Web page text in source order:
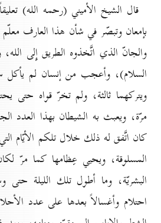
قال الشيخ الأميني (رحمه الله)
بإمعان وتبصّر في شأن هذا العارف
والجانّ الذي اتَّخذوه الطريق إِلى
السلام)، وأعجب من إنسان لم
ويتركهما ثالثة، ولم تخرّ قواه حتى
مرّة، ويعبث به الشيطان بهذا العدد
كان اتَّفق له ذلك خلال تلكم الأيّام
المسلوقة، ويحيي عِظامها كما مرّ
البشريّة، وما أطول تلك الليلة
احتلام وأغسالاً بعدها على عدد